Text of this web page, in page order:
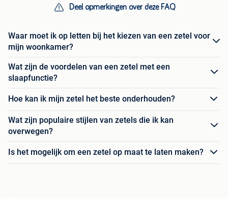
Deel opmerkingen over deze FAQ
Waar moet ik op letten bij het kiezen van een zetel voor
mijn woonkamer?
Wat zijn de voordelen van een zetel met een
slaapfunctie?
Hoe kan ik mijn zetel het beste onderhouden?
Wat zijn populaire stijlen van zetels die ik kan
overwegen?
Is het mogelijk om een zetel op maat te laten maken?